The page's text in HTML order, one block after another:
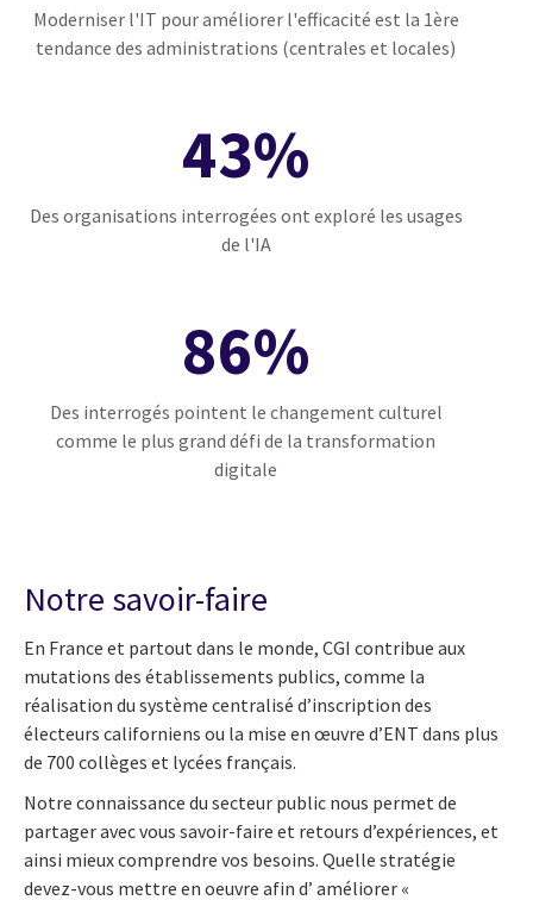
Moderniser l'IT pour améliorer l'efficacité est la 1ère
tendance des administrations (centrales et locales)
43%
Des organisations interrogées ont exploré les usages
de l'IA
86%
Des interrogés pointent le changement culturel
comme le plus grand défi de la transformation
digitale
Notre savoir-faire
En France et partout dans le monde, CGI contribue aux
mutations des établissements publics, comme la
réalisation du système centralisé d’inscription des
électeurs californiens ou la mise en œuvre d’ENT dans plus
de 700 collèges et lycées français.
Notre connaissance du secteur public nous permet de
partager avec vous savoir-faire et retours d’expériences, et
ainsi mieux comprendre vos besoins. Quelle stratégie
devez-vous mettre en oeuvre afin d’ améliorer «